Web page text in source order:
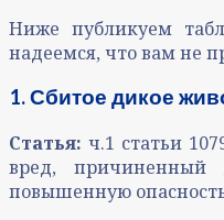
Ниже публикуем
надеемся, что вам не
1. Сбитое дикое
Статья: ч.1 статьи
вред, причиненный
повышенную